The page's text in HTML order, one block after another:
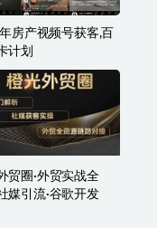
房产视频号获客,百
计划
贸圈·外贸实战全
媒引流·谷歌开发